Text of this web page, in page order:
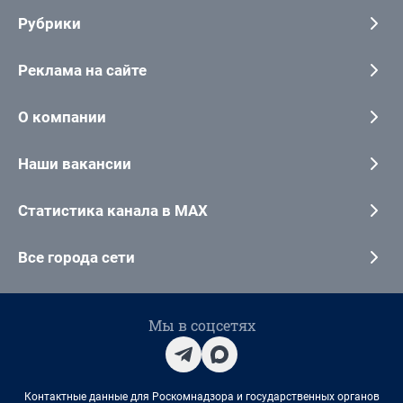
Рубрики
Реклама на сайте
О компании
Наши вакансии
Статистика канала в MAX
Все города сети
Мы в соцсетях
Контактные данные для Роскомнадзора и государственных органов